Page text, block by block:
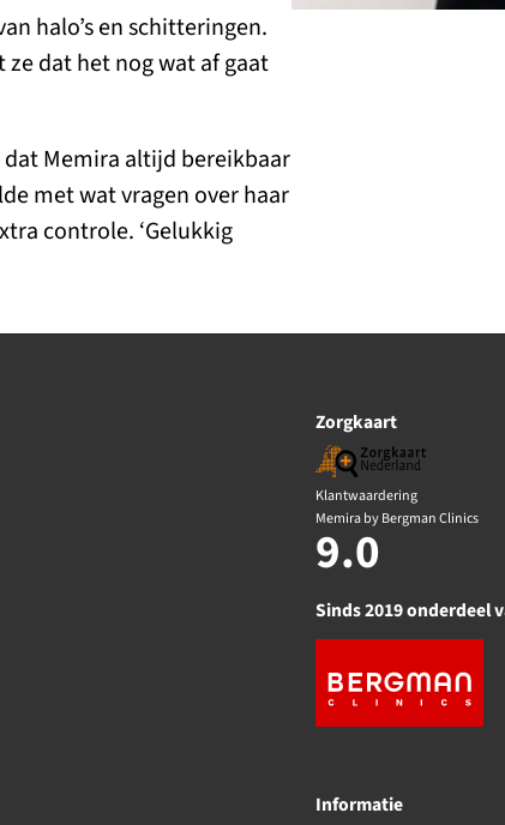
halo’s en schitteringen.
dat het nog wat af gaat
Memira altijd bereikbaar
met wat vragen over haar
controle. ‘Gelukkig
Zorgkaart
Klantwaardering
Memira by Bergman Clinics
9.0
Sinds 2019 onderdeel
Informatie